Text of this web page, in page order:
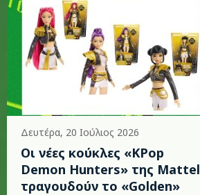
Δευτέρα, 20 Ιούλιος 2026
Οι νέες κούκλες «KPop
Demon Hunters» της Mattel
τραγουδούν το «Golden»